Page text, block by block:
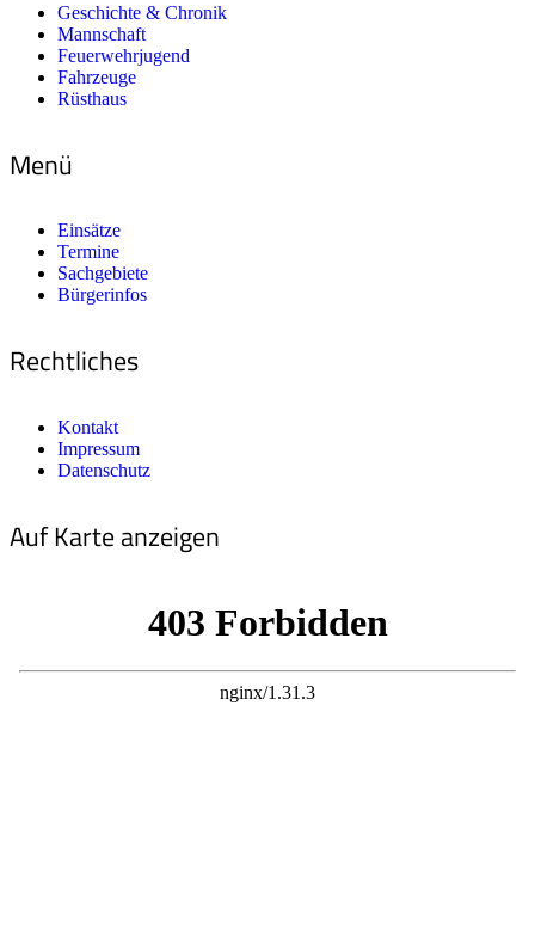
Geschichte & Chronik
Mannschaft
Feuerwehrjugend
Fahrzeuge
Rüsthaus
Menü
Einsätze
Termine
Sachgebiete
Bürgerinfos
Rechtliches
Kontakt
Impressum
Datenschutz
Auf Karte anzeigen